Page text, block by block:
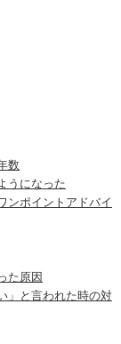
数
うになった
ンポイントアドバイ
た原因
」と言われた時の対